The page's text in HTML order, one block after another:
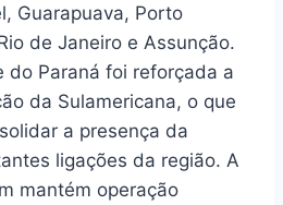
Guarapuava, Porto
de Janeiro e Assunção.
do Paraná foi reforçada a
da Sulamericana, o que
a presença da
ligações da região. A
mantém operação